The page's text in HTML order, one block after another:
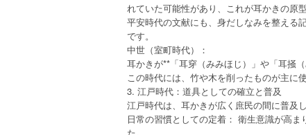
れていた可能性があり、これが耳かきの原
平安時代の文献にも、身だしなみを整える
です。
中世（室町時代）：
耳かきが**「耳穿（みみほじ）」や「耳掻
この時代には、竹や木を削ったものが主に
3. 江戸時代：道具としての確立と普及
江戸時代は、耳かきが広く庶民の間に普及
日常の習慣としての定着： 衛生意識が高